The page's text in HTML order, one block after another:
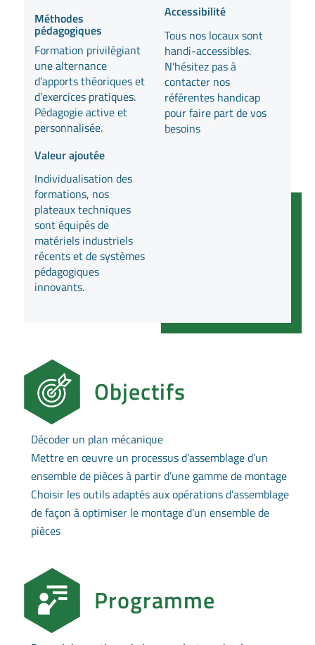
Méthodes
pédagogiques
Formation privilégiant
une alternance
d’apports théoriques et
d’exercices pratiques.
Pédagogie active et
personnalisée.
Valeur ajoutée
Individualisation des
formations, nos
plateaux techniques
sont équipés de
matériels industriels
récents et de systèmes
pédagogiques
innovants.
Accessibilité
Tous nos locaux sont
handi-accessibles.
N'hésitez pas à
contacter nos
référentes handicap
pour faire part de vos
besoins
Objectifs
Décoder un plan mécanique
Mettre en œuvre un processus d’assemblage d’un
ensemble de pièces à partir d’une gamme de montage
Choisir les outils adaptés aux opérations d’assemblage
de façon à optimiser le montage d’un ensemble de
pièces
Programme